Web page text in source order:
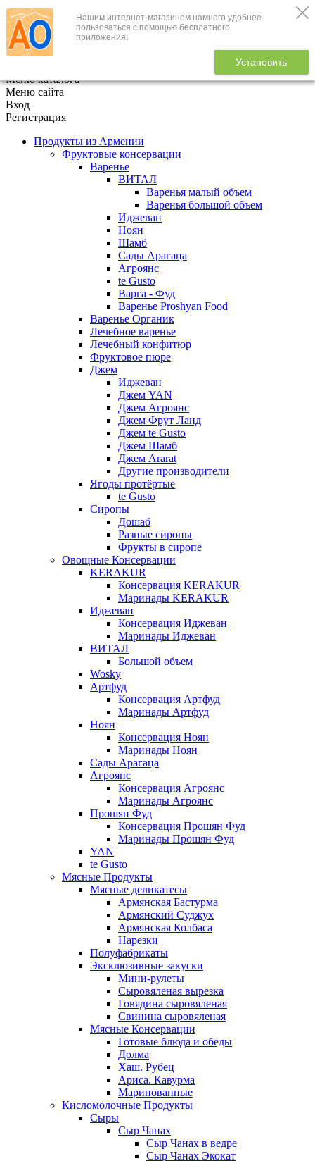
Нашим интернет-магазином намного удобнее
пользоваться с помощью бесплатного
приложения!
Установить
+7 (495) 646-888-1
В корзине
Меню каталога
Меню сайта
Вход
Регистрация
Продукты из Армении
Фруктовые консервации
Варенье
ВИТАЛ
Варенья малый объем
Варенья большой объем
Иджеван
Ноян
Шамб
Сады Арагаца
Агроянс
te Gusto
Варга - Фуд
Варенье Proshyan Food
Варенье Органик
Лечебное варенье
Лечебный конфитюр
Фруктовое пюре
Джем
Иджеван
Джем YAN
Джем Агроянс
Джем Фрут Ланд
Джем te Gusto
Джем Шамб
Джем Ararat
Другие производители
Ягоды протёртые
te Gusto
Сиропы
Дошаб
Разные сиропы
Фрукты в сиропе
Овощные Консервации
KERAKUR
Консервация KERAKUR
Маринады KERAKUR
Иджеван
Консервация Иджеван
Маринады Иджеван
ВИТАЛ
Большой объем
Wosky
Артфуд
Консервация Артфуд
Маринады Артфуд
Ноян
Консервация Ноян
Маринады Ноян
Сады Арагаца
Агроянс
Консервация Агроянс
Маринады Агроянс
Прошян Фуд
Консервация Прошян Фуд
Маринады Прошян Фуд
YAN
te Gusto
Мясные Продукты
Мясные деликатесы
Армянская Бастурма
Армянский Суджух
Армянская Колбаса
Нарезки
Полуфабрикаты
Эксклюзивные закуски
Мини-рулеты
Сыровяленая вырезка
Говядина сыровяленая
Свинина сыровяленая
Мясные Консервации
Готовые блюда и обеды
Долма
Хаш. Рубец
Ариса. Кавурма
Маринованные
Кисломолочные Продукты
Сыры
Сыр Чанах
Сыр Чанах в ведре
Сыр Чанах Экокат